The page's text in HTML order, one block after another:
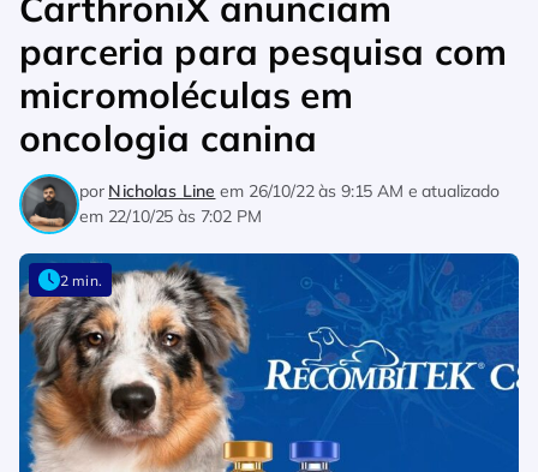
parceria para pesquisa com
micromoléculas em
oncologia canina
por Nicholas Line em 26/10/22 às 9:15 AM e atualizado
em 22/10/25 às 7:02 PM
2 min.